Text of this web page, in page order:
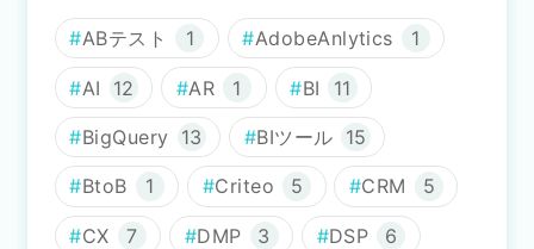
ABテスト 1 AdobeAnlytics 1
AI 12 AR 1 BI 11
BigQuery 13 BIツール 15
BtoB 1 Criteo 5 CRM 5
CX 7 DMP 3 DSP 6